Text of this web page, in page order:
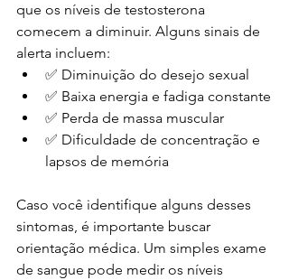
que os níveis de testosterona
comecem a diminuir. Alguns sinais de
alerta incluem:
✅ Diminuição do desejo sexual
✅ Baixa energia e fadiga constante
✅ Perda de massa muscular
✅ Dificuldade de concentração e
lapsos de memória
Caso você identifique alguns desses
sintomas, é importante buscar
orientação médica. Um simples exame
de sangue pode medir os níveis